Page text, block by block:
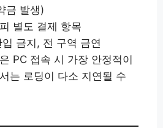
금 발생)
별도 결제 항목
금지, 전 구역 금연
PC 접속 시 가장 안정적이
는 로딩이 다소 지연될 수